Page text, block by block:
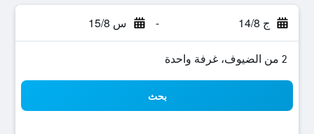
ج 14/8 - س 15/8
2 من الضيوف، غرفة واحدة
بحث